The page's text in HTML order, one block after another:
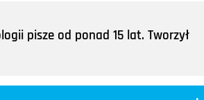
pisze od ponad 15 lat. Tworzył